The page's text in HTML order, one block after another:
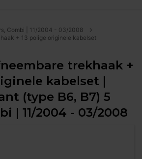
Combi | 11/2004 - 03/2008
+ 13 polige originele kabelset
trekhaak +
kabelset |
(type B6, B7) 5
| 11/2004 - 03/2008